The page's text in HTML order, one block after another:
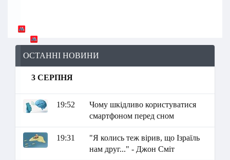
ОСТАННІ НОВИНИ
3 СЕРПНЯ
19:52
Чому шкідливо користуватися
смартфоном перед сном
19:31
"Я колись теж вірив, що Ізраїль
нам друг..." - Джон Сміт